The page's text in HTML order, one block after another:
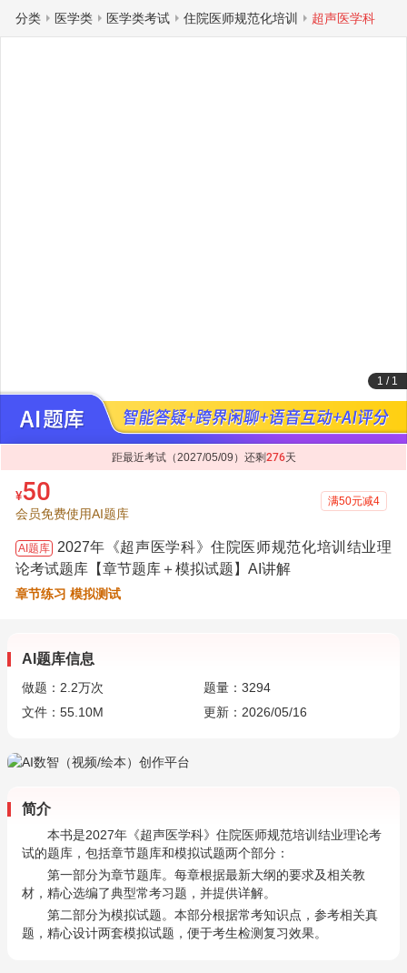
分类 医学类 医学类考试 住院医师规范化培训 超声医学科
1 / 1
距最近考试（2027/05/09）还剩276天
¥50
会员免费使用AI题库
满50元减4
AI题库
2027年《超声医学科》住院医师规范化培训结业理
论考试题库【章节题库＋模拟试题】AI讲解
章节练习 模拟测试
AI题库信息
做题： 2.2万次
题量：3294
文件：55.10M
更新：2026/05/16
简介
本书是2027年《超声医学科》住院医师规范培训结业理论考
试的题库，包括章节题库和模拟试题两个部分：
第一部分为章节题库。每章根据最新大纲的要求及相关教
材，精心选编了典型常考习题，并提供详解。
第二部分为模拟试题。本部分根据常考知识点，参考相关真
题，精心设计两套模拟试题，便于考生检测复习效果。